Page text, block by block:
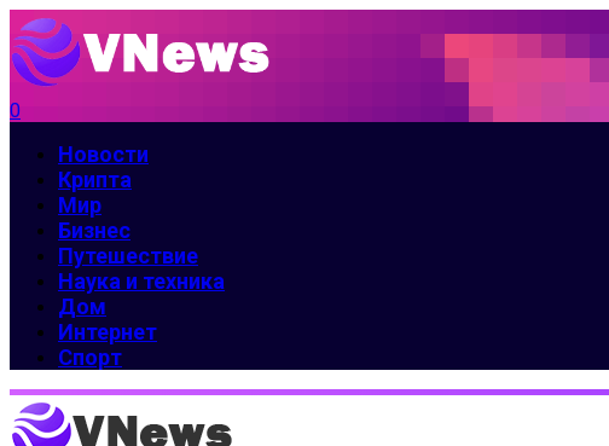
0
Новости
Крипта
Мир
Бизнес
Путешествие
Наука и техника
Дом
Интернет
Спорт